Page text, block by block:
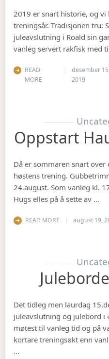
2019 er snart historie, og
treningsår. Tradisjonen tru:
juleavslutning i Roald sin
vanleg servert rakfisk med
READ
MORE
desember
2019
Oppstart
Då er sommaren snart
høstens trening.
24.august. Som vanleg kl.
Hugs elles på å sette av …
READ MORE august 19,
Det tidleg men laurdag
juleavslutning og julebord i
møtest til vanleg tid og på
kortare treningsøkt enn
…